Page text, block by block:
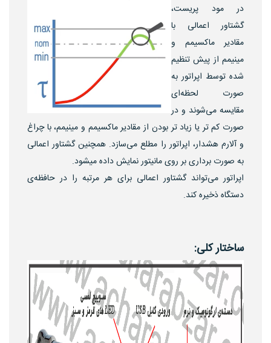
در مود پریست،
گشتاور اعمالی با
مقادیر ماکسیمم و
مینیمم از پیش تنظیم
شده توسط اپراتور به
صورت لحظه‌ای
مقایسه می‌شوند و در
صورت کم تر یا زیاد تر بودن از مقادیر ماکسیمم و مینیمم، با چراغ
و آلارم هشدار، اپراتور را مطلع می‌سازد. همچنین گشتاور اعمالی
به صورت برداری بر روی مانیتور نمایش داده میشود.
اپراتور می‌تواند گشتاور اعمالی برای هر مرتبه را در حافظه‌ی
دستگاه ذخیره کند.
ساختار کلی: